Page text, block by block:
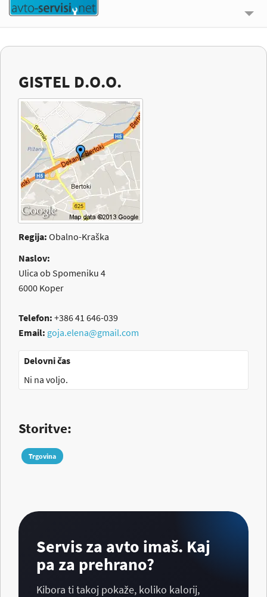
O NAS
KONTAKT
PRIJAVI SE
GISTEL D.O.O.
Regija: Obalno-Kraška
Naslov:
Ulica ob Spomeniku 4
6000 Koper
Telefon: +386 41 646-039
Email: goja.elena@gmail.com
Delovni čas
Ni na voljo.
Storitve:
Trgovina
Servis za avto imaš. Kaj
pa za prehrano?
Kibora ti takoj pokaže, koliko kalorij,